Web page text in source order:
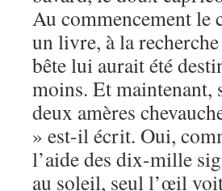
Au commencement le
un livre, à la
bête lui aurait été
moins. Et
deux amères
» est-il écrit. Oui,
l’aide des dix-mille
au soleil, seul l’œil